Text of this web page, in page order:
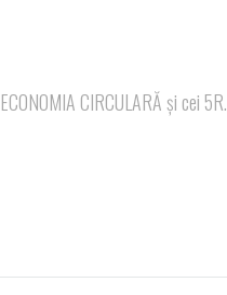
CIRCULARĂ și cei 5R.